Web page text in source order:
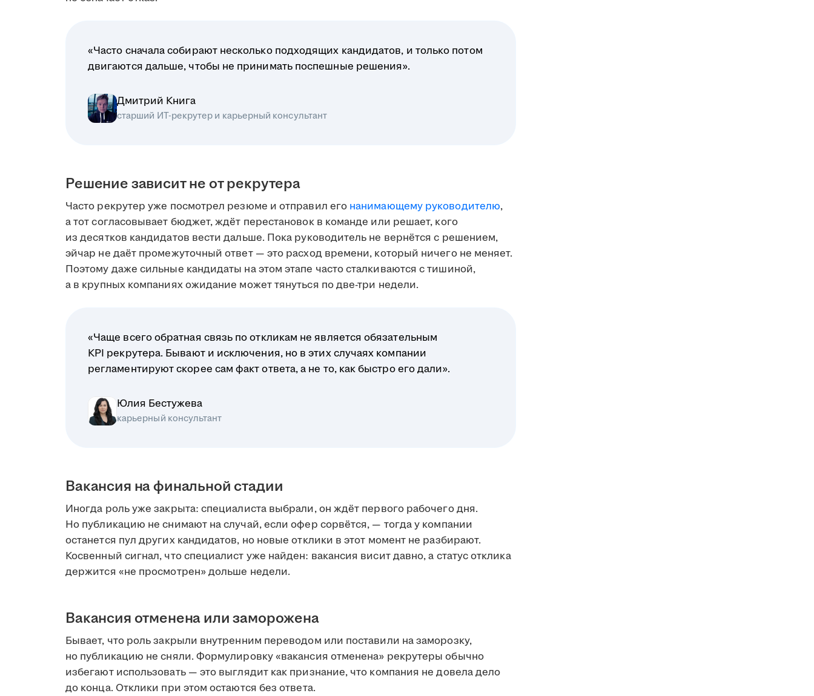
«Часто сначала собирают несколько подходящих кандидатов, и только потом
двигаются дальше, чтобы не принимать поспешные решения».
Дмитрий Книга
старший ИТ-рекрутер и карьерный консультант
Решение зависит не от рекрутера
Часто рекрутер уже посмотрел резюме и отправил его нанимающему руководителю,
а тот согласовывает бюджет, ждёт перестановок в команде или решает, кого
из десятков кандидатов вести дальше. Пока руководитель не вернётся с решением,
эйчар не даёт промежуточный ответ — это расход времени, который ничего не меняет.
Поэтому даже сильные кандидаты на этом этапе часто сталкиваются с тишиной,
а в крупных компаниях ожидание может тянуться по две-три недели.
«Чаще всего обратная связь по откликам не является обязательным
KPI рекрутера. Бывают и исключения, но в этих случаях компании
регламентируют скорее сам факт ответа, а не то, как быстро его дали».
Юлия Бестужева
карьерный консультант
Вакансия на финальной стадии
Иногда роль уже закрыта: специалиста выбрали, он ждёт первого рабочего дня.
Но публикацию не снимают на случай, если офер сорвётся, — тогда у компании
останется пул других кандидатов, но новые отклики в этот момент не разбирают.
Косвенный сигнал, что специалист уже найден: вакансия висит давно, а статус отклика
держится «не просмотрен» дольше недели.
Вакансия отменена или заморожена
Бывает, что роль закрыли внутренним переводом или поставили на заморозку,
но публикацию не сняли. Формулировку «вакансия отменена» рекрутеры обычно
избегают использовать — это выглядит как признание, что компания не довела дело
до конца. Отклики при этом остаются без ответа.